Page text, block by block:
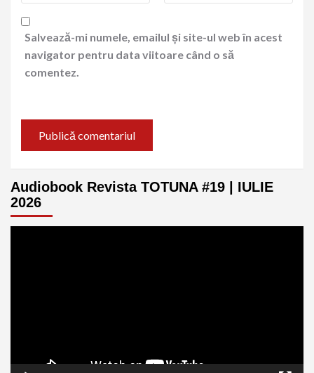
Salvează-mi numele, emailul și site-ul web în acest
navigator pentru data viitoare când o să
comentez.
Audiobook Revista TOTUNA #19 | IULIE
2026